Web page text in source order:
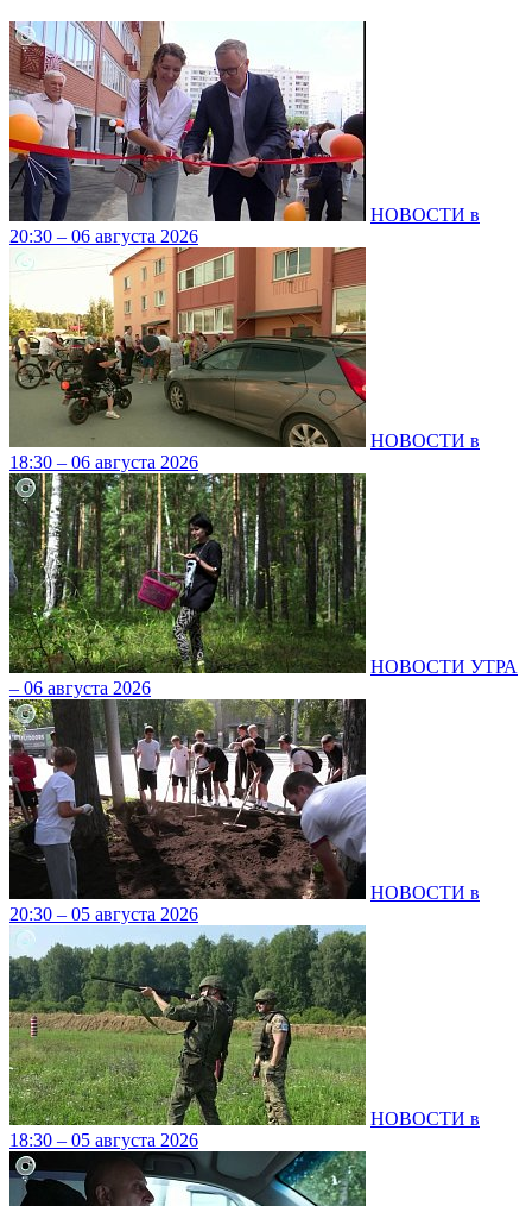
НОВОСТИ в
20:30 – 06 августа 2026
НОВОСТИ в
18:30 – 06 августа 2026
НОВОСТИ УТРА
– 06 августа 2026
НОВОСТИ в
20:30 – 05 августа 2026
НОВОСТИ в
18:30 – 05 августа 2026